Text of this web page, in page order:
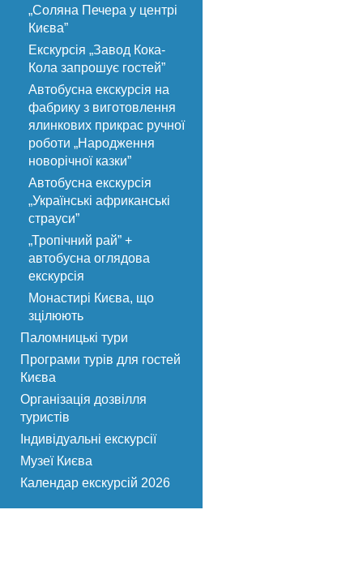
„Соляна Печера у центрі
Києва”
Екскурсія „Завод Кока-
Кола запрошує гостей”
Автобусна екскурсія на
фабрику з виготовлення
ялинкових прикрас ручної
роботи „Народження
новорічної казки”
Автобусна екскурсія
„Українські африканські
страуси”
„Тропічний рай” +
автобусна оглядова
екскурсія
Монастирі Києва, що
зцілюють
Паломницькі тури
Програми турів для гостей
Києва
Організація дозвілля
туристів
Індивідуальні екскурсії
Музеї Києва
Календар екскурсій 2026